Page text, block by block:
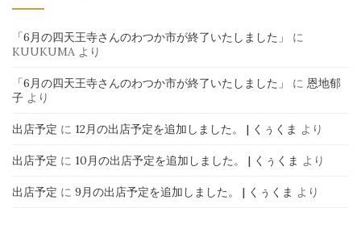
「6月の四天王寺さんのわつか市が終了いたしました」
に
KUUKUMA より
「6月の四天王寺さんのわつか市が終了いたしました」 に 恩地郁
子 より
出店予定 に 12月の出店予定を追加しました。 | くぅくま より
出店予定 に 10月の出店予定を追加しました。 | くぅくま より
出店予定 に 9月の出店予定を追加しました。 | くぅくま より